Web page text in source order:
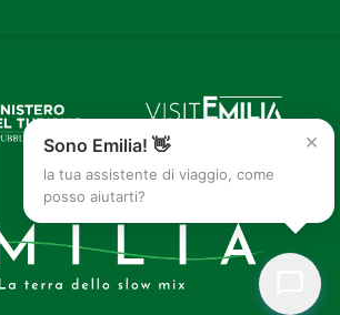
×
Sono Emilia! 👋
la tua assistente di viaggio, come
posso aiutarti?